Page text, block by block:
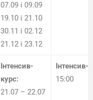
07.09 і 09.09
19.10 і 21.10
30.11 і 02.12
21.12 і 23.12
Інтенсив-
курс:
21.07 – 22.07
Інтенсив-
15:00